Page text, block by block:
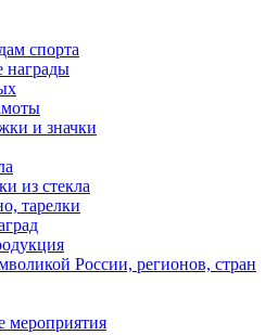
спорта
награды
и значки
из стекла
тарелки
России, регионов, стран
мероприятия